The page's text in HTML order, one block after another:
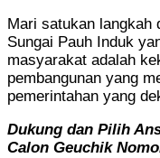
Mari satukan langkah
Sungai Pauh Induk
masyarakat adalah
pembangunan yang
pemerintahan yang
Dukung dan Pilih
Calon Geuchik